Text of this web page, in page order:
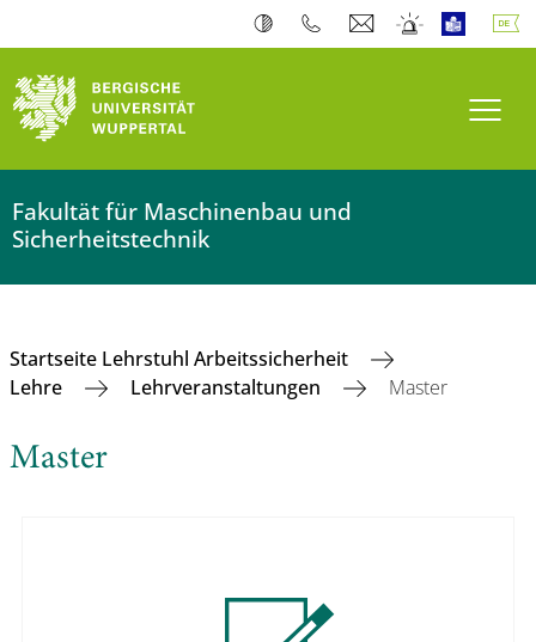
Fakultät für Maschinenbau und
Sicherheitstechnik
Startseite Lehrstuhl Arbeitssicherheit
Lehre
Lehrveranstaltungen Master
Master